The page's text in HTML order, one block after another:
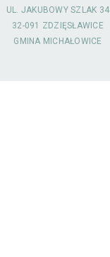
UL. JAKUBOWY SZLAK 34
32-091 ZDZIĘSŁAWICE
GMINA MICHAŁOWICE